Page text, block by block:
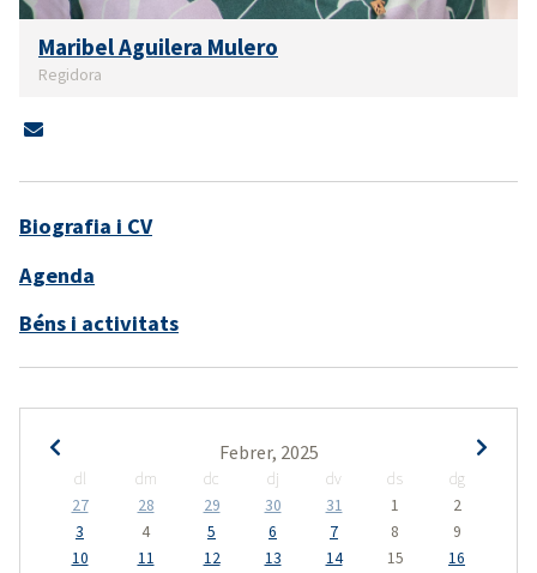
Maribel Aguilera Mulero
Regidora
Biografia i CV
Agenda
Béns i activitats
Febrer, 2025
dl dm dc dj dv ds
dg
27
28 29 30 31 1
2
3
4 5 6 7 8
9
10
11 12 13 14 15
16